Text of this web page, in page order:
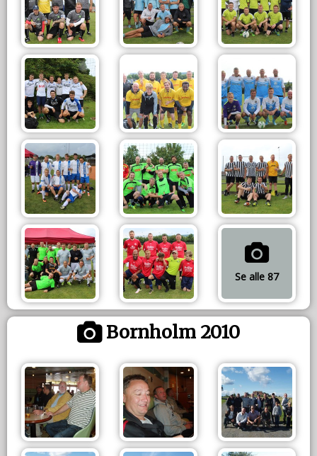
Se alle 87
Bornholm 2010